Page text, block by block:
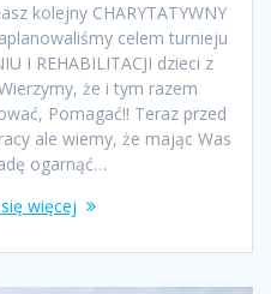
kolejny CHARYTATYWNY
celem turnieju
I REHABILITACJI dzieci z
że i tym razem
Pomagać!! Teraz przed
ale wiemy, że mając Was
ogarnąć…
więcej